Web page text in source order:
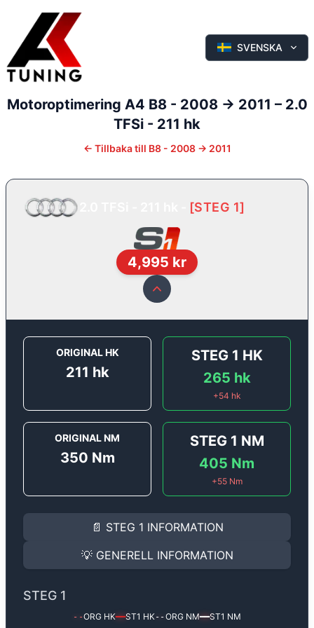
SVENSKA
Motoroptimering A4 B8 - 2008 -> 2011 – 2.0
TFSi - 211 hk
← Tillbaka till B8 - 2008 -> 2011
[STEG 1]
4,995 kr
ORIGINAL HK
211 hk
STEG 1 HK
265 hk
+54 hk
ORIGINAL NM
350 Nm
STEG 1 NM
405 Nm
+55Nm
📄 STEG 1 INFORMATION
INFORMATION
Steg 1
Audi A4 2.0 TFSi - 211 hk.
Effekten ökar från211 hk till265 hkoch
(+54 hk & +55 Nm).
Ger mer effekt, högre vridmoment, lägre
Steg 1 mjukvara justerar vi ett antal
💡 GENERELL INFORMATION
✅ All mjukvara är skräddarsydd för din bil
✅ Felsökning inann samt efter optimering
STEG 1
--ORG HK━━ST1 HK--ORG NM━━ST1 NM